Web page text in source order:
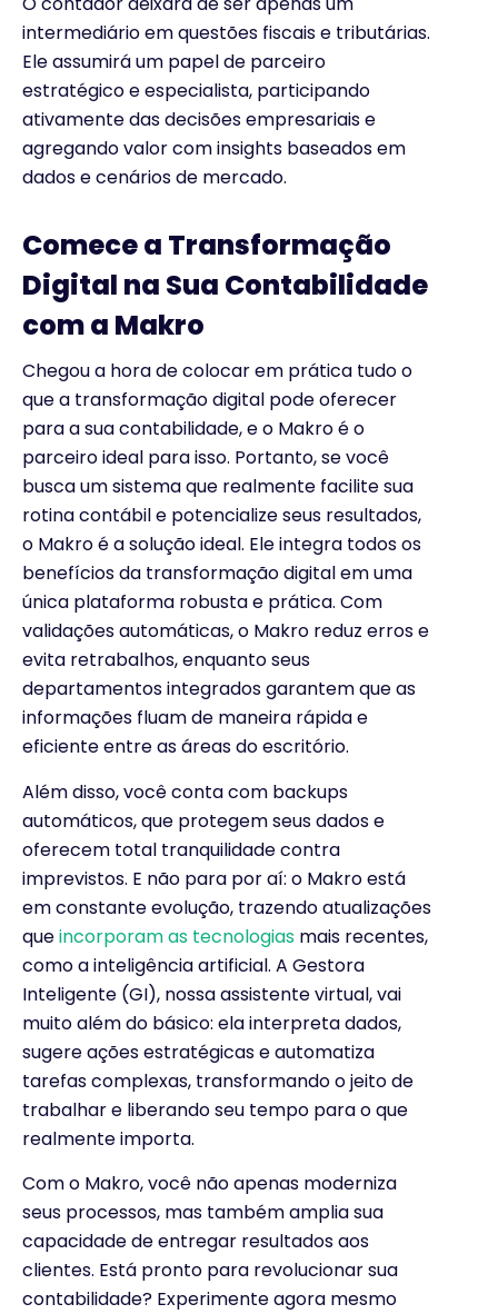
intermediário em questões fiscais e tributárias.
Ele assumirá um papel de parceiro
estratégico e especialista, participando
ativamente das decisões empresariais e
agregando valor com insights baseados em
dados e cenários de mercado.
Comece a Transformação
Digital na Sua Contabilidade
com a Makro
Chegou a hora de colocar em prática tudo o
que a transformação digital pode oferecer
para a sua contabilidade, e o Makro é o
parceiro ideal para isso. Portanto, se você
busca um sistema que realmente facilite sua
rotina contábil e potencialize seus resultados,
o Makro é a solução ideal. Ele integra todos os
benefícios da transformação digital em uma
única plataforma robusta e prática. Com
validações automáticas, o Makro reduz erros e
evita retrabalhos, enquanto seus
departamentos integrados garantem que as
informações fluam de maneira rápida e
eficiente entre as áreas do escritório.
Além disso, você conta com backups
automáticos, que protegem seus dados e
oferecem total tranquilidade contra
imprevistos. E não para por aí: o Makro está
em constante evolução, trazendo atualizações
queincorporam as tecnologias mais recentes,
como a inteligência artificial. A Gestora
Inteligente (GI), nossa assistente virtual, vai
muito além do básico: ela interpreta dados,
sugere ações estratégicas e automatiza
tarefas complexas, transformando o jeito de
trabalhar e liberando seu tempo para o que
realmente importa.
Com o Makro, você não apenas moderniza
seus processos, mas também amplia sua
capacidade de entregar resultados aos
clientes. Está pronto para revolucionar sua
contabilidade? Experimente agora mesmo